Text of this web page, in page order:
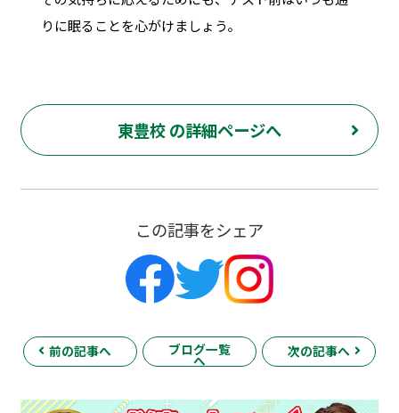
りに眠ることを心がけましょう。
東豊校 の詳細ページへ
この記事をシェア
前の記事へ ブログ一覧
へ
次の記事へ